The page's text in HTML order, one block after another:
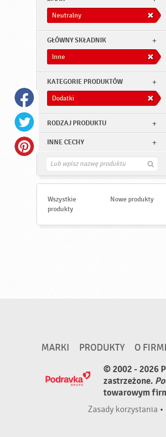
Neutralny
GŁÓWNY SKŁADNIK
Inne
KATEGORIE PRODUKTÓW
Dodatki
RODZAJ PRODUKTU
INNE CECHY
Z
d
Wszystkie
produkty
Nowe produkty
MARKI PRODUKTY O
© 2002 - 2026
zastrzeżone.
towarowym
Zasady korzystania •